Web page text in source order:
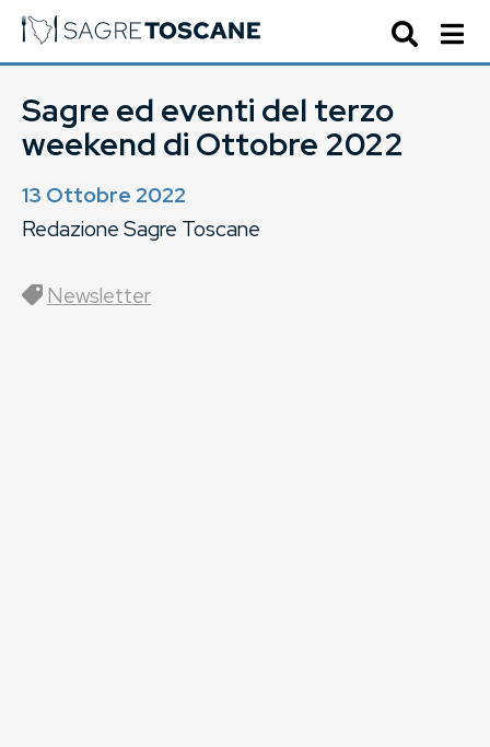
Sagre ed eventi del terzo
weekend di Ottobre 2022
13 Ottobre 2022
Redazione Sagre Toscane
Newsletter